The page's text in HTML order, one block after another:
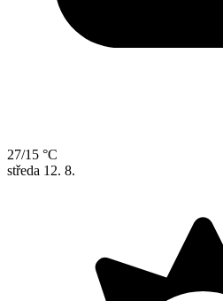
27/15 °C
středa 12. 8.